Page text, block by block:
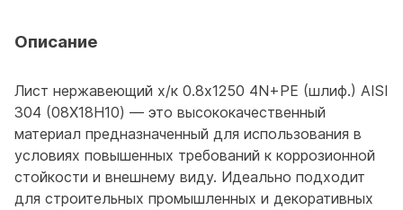
Описание
Лист нержавеющий х/к 0.8х1250 4N+PE (шлиф.) AISI
304 (08Х18Н10) — это высококачественный
материал предназначенный для использования в
условиях повышенных требований к коррозионной
стойкости и внешнему виду. Идеально подходит
для строительных промышленных и декоративных